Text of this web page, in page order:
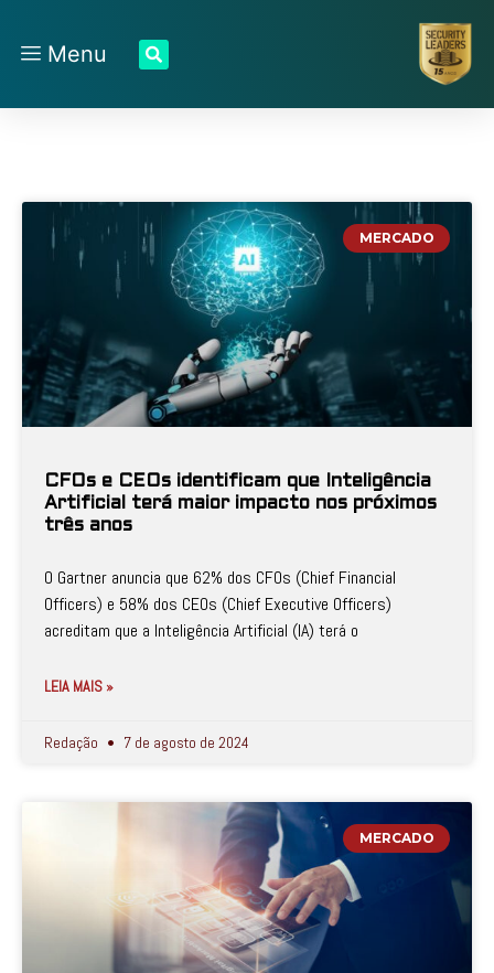
Menu
MERCADO
CFOs e CEOs identificam que Inteligência
Artificial terá maior impacto nos próximos
três anos
O Gartner anuncia que 62% dos CFOs (Chief Financial
Officers) e 58% dos CEOs (Chief Executive Officers)
acreditam que a Inteligência Artificial (IA) terá o
LEIA MAIS »
Redação 7 de agosto de 2024
MERCADO